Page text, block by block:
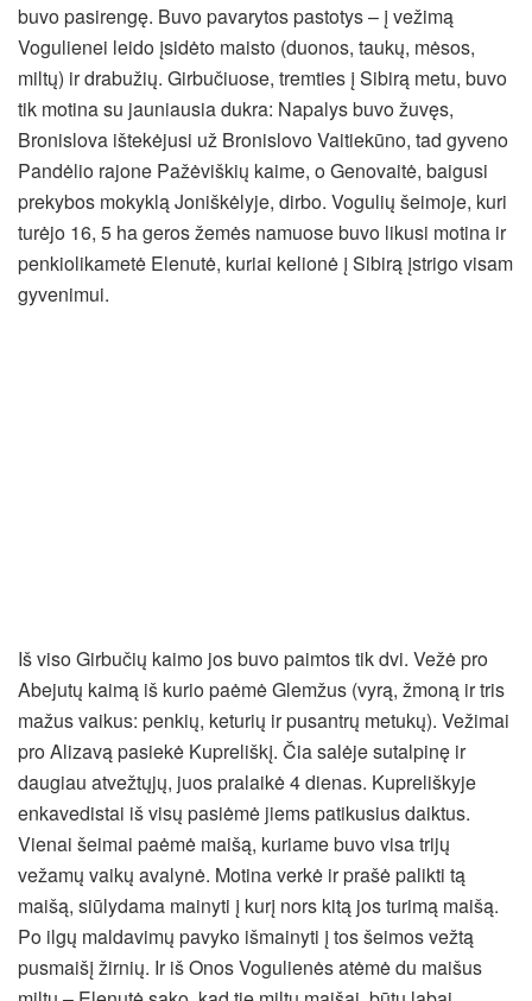
buvo pasirengę. Buvo pavarytos pastotys – į vežimą
Vogulienei leido įsidėto maisto (duonos, taukų, mėsos,
miltų) ir drabužių. Girbučiuose, tremties į Sibirą metu, buvo
tik motina su jauniausia dukra: Napalys buvo žuvęs,
Bronislova ištekėjusi už Bronislovo Vaitiekūno, tad gyveno
Pandėlio rajone Pažėviškių kaime, o Genovaitė, baigusi
prekybos mokyklą Joniškėlyje, dirbo. Vogulių šeimoje, kuri
turėjo 16, 5 ha geros žemės namuose buvo likusi motina ir
penkiolikametė Elenutė, kuriai kelionė į Sibirą įstrigo visam
gyvenimui.
Iš viso Girbučių kaimo jos buvo paimtos tik dvi. Vežė pro
Abejutų kaimą iš kurio paėmė Glemžus (vyrą, žmoną ir tris
mažus vaikus: penkių, keturių ir pusantrų metukų). Vežimai
pro Alizavą pasiekė Kupreliškį. Čia salėje sutalpinę ir
daugiau atvežtųjų, juos pralaikė 4 dienas. Kupreliškyje
enkavedistai iš visų pasiėmė jiems patikusius daiktus.
Vienai šeimai paėmė maišą, kuriame buvo visa trijų
vežamų vaikų avalynė. Motina verkė ir prašė palikti tą
maišą, siūlydama mainyti į kurį nors kitą jos turimą maišą.
Po ilgų maldavimų pavyko išmainyti į tos šeimos vežtą
pusmaišį žirnių. Ir iš Onos Vogulienės atėmė du maišus